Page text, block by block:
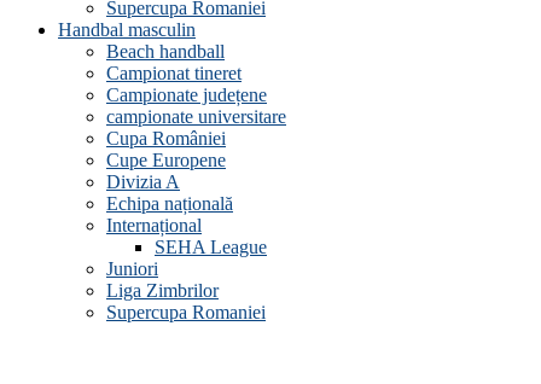
Supercupa Romaniei
Handbal masculin
Beach handball
Campionat tineret
Campionate județene
campionate universitare
Cupa României
Cupe Europene
Divizia A
Echipa națională
Internațional
SEHA League
Juniori
Liga Zimbrilor
Supercupa Romaniei